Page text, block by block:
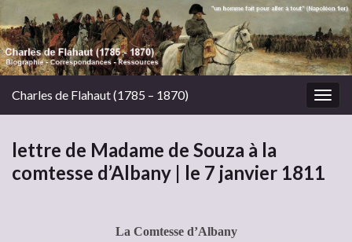
Charles de Flahaut (1785 – 1870)
lettre de Madame de Souza à la
comtesse d’Albany | le 7 janvier 1811
La Comtesse d’Albany